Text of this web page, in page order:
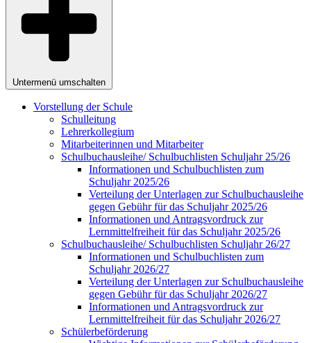
Untermenü umschalten
Vorstellung der Schule
Schulleitung
Lehrerkollegium
Mitarbeiterinnen und Mitarbeiter
Schulbuchausleihe/ Schulbuchlisten Schuljahr 25/26
Informationen und Schulbuchlisten zum
Schuljahr 2025/26
Verteilung der Unterlagen zur Schulbuchausleihe
gegen Gebühr für das Schuljahr 2025/26
Informationen und Antragsvordruck zur
Lernmittelfreiheit für das Schuljahr 2025/26
Schulbuchausleihe/ Schulbuchlisten Schuljahr 26/27
Informationen und Schulbuchlisten zum
Schuljahr 2026/27
Verteilung der Unterlagen zur Schulbuchausleihe
gegen Gebühr für das Schuljahr 2026/27
Informationen und Antragsvordruck zur
Lernmittelfreiheit für das Schuljahr 2026/27
Schülerbeförderung